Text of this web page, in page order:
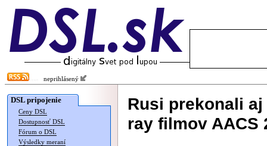
neprihlásený
DSL pripojenie
Ceny DSL
Dostupnosť DSL
Fórum o DSL
Výsledky meraní
Rusi prekonali
ray filmov AACS